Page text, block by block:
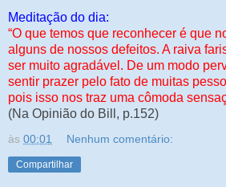
Meditação do dia:
“O que temos que reconhecer é que
alguns de nossos defeitos. A raiva
ser muito agradável. De um modo
sentir prazer pelo fato de muitas
pois isso nos traz uma cômoda
(Na Opinião do Bill, p.152)
às 00:01 Nenhum comentário:
Compartilhar